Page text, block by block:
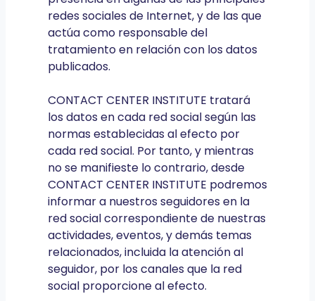
redes sociales de Internet, y de las que
actúa como responsable del
tratamiento en relación con los datos
publicados.
CONTACT CENTER INSTITUTE tratará
los datos en cada red social según las
normas establecidas al efecto por
cada red social. Por tanto, y mientras
no se manifieste lo contrario, desde
CONTACT CENTER INSTITUTE podremos
informar a nuestros seguidores en la
red social correspondiente de nuestras
actividades, eventos, y demás temas
relacionados, incluida la atención al
seguidor, por los canales que la red
social proporcione al efecto.